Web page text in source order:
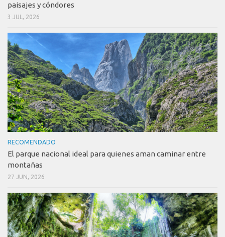
paisajes y cóndores
3 JUL, 2026
RECOMENDADO
El parque nacional ideal para quienes aman caminar entre
montañas
27 JUN, 2026